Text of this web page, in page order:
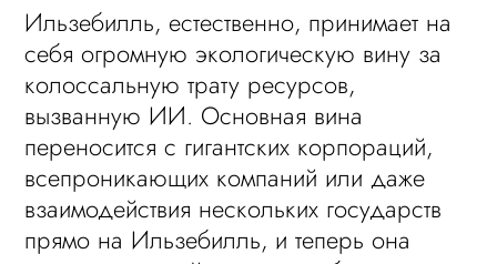
Ильзебилль, естественно, принимает на
себя огромную экологическую вину за
колоссальную трату ресурсов,
вызванную ИИ. Основная вина
переносится с гигантских корпораций,
всепроникающих компаний или даже
взаимодействия нескольких государств
прямо на Ильзебилль, и теперь она